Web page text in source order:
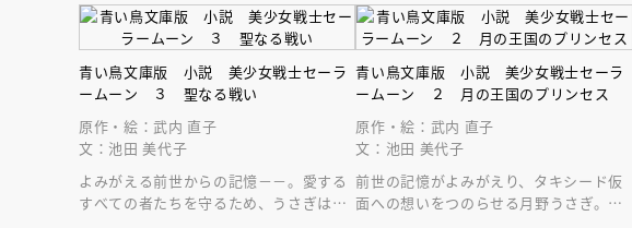
青い鳥文庫版 小説 美少女戦士セーラ
ームーン ３ 聖なる戦い
原作・絵：武内 直子
文：池田 美代子
よみがえる前世からの記憶－－。愛する
すべての者たちを守るため、うさぎはセ
青い鳥文庫版 小説 美少女戦士セーラ
ームーン ２ 月の王国のプリンセス
原作・絵：武内 直子
文：池田 美代子
前世の記憶がよみがえり、タキシード仮
面への想いをつのらせる月野うさぎ。そ